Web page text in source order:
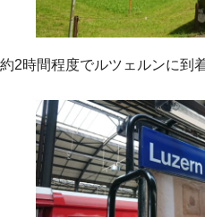
約2時間程度でルツェルンに到